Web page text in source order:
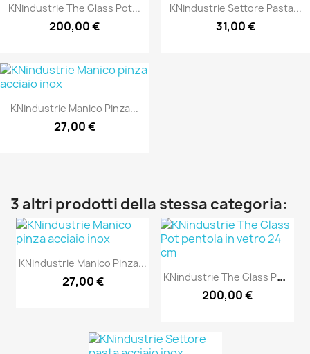
KNindustrie The Glass Pot...
200,00 €
KNindustrie Settore Pasta...
31,00 €
KNindustrie Manico Pinza...
27,00 €
3 altri prodotti della stessa categoria:
KNindustrie Manico Pinza...
27,00 € K
Nindustrie The Glass Pot...
200,00 €